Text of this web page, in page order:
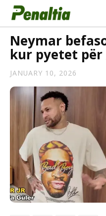
Neymar
kur pyetet për
JANUARY 10, 2026